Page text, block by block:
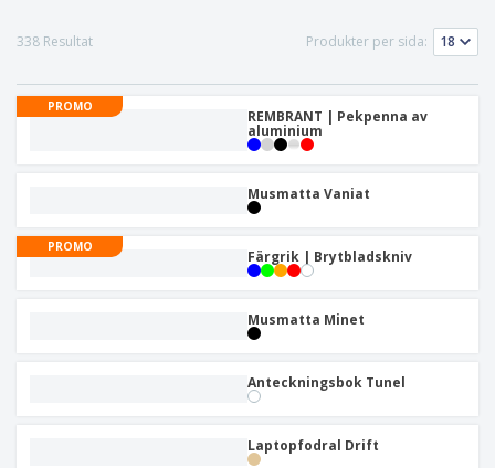
338 Resultat Produkter per sida:
PROMO
REMBRANT | Pekpenna av
aluminium
Musmatta Vaniat
PROMO
Färgrik | Brytbladskniv
Musmatta Minet
Anteckningsbok Tunel
Laptopfodral Drift